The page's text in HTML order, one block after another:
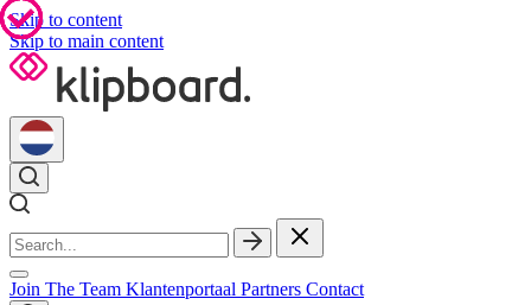
Skip to content
Skip to main content
Join The Team Klantenportaal Partners Contact